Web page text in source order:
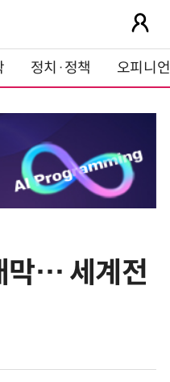
정치·정책 오피니언
막… 세계전